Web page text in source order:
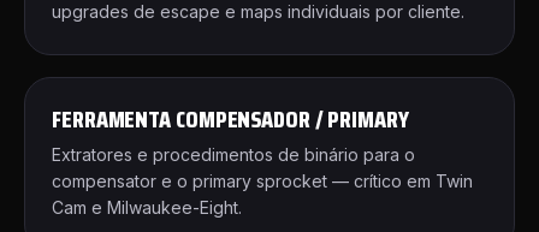
upgrades de escape e maps individuais por cliente.
FERRAMENTA COMPENSADOR / PRIMARY
Extratores e procedimentos de binário para o
compensator e o primary sprocket — crítico em Twin
Cam e Milwaukee-Eight.